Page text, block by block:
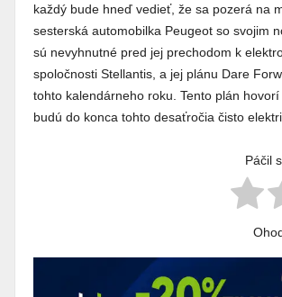
každý bude hneď vedieť, že sa pozerá na
sesterská automobilka Peugeot so svojim
sú nevyhnutné pred jej prechodom k
spoločnosti Stellantis, a jej plánu Dare
tohto kalendárneho roku. Tento plán
budú do konca tohto desaťročia čisto
Páčil